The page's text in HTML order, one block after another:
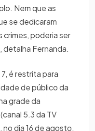
Nem que as
se dedicaram
poderia ser
detalha Fernanda.
é restrita para
de público da
grade da
5.3 da TV
no dia 16 de agosto,